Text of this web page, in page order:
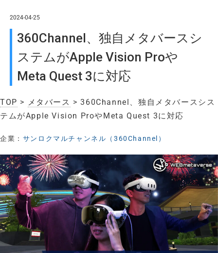
2024-04-25
360Channel、独自メタバースシ
ステムがApple Vision Proや
Meta Quest 3に対応
TOP > メタバース > 360Channel、独自メタバースシス
テムがApple Vision ProやMeta Quest 3に対応
企業： サンロクマルチャンネル（360Channel）